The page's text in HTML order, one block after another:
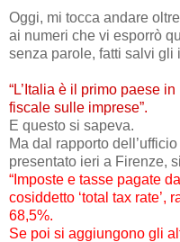
Oggi, mi tocca andare
ai numeri che vi esporrò
senza parole, fatti salvi gli
“L’Italia è il primo paese
fiscale sulle imprese”.
E questo si sapeva.
Ma dal rapporto
presentato ieri a Firenze,
“Imposte e tasse pagate
cosiddetto ‘total tax rate’,
68,5%.
Se poi si aggiungono gli